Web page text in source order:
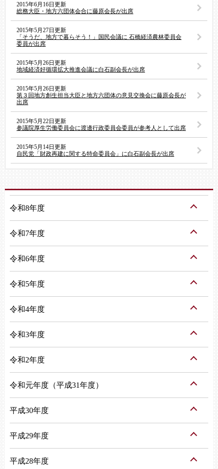
2015年6月16日更新
総務大臣・地方六団体会合に藤原会長が出席
2015年5月27日更新
「そうだ、地方で暮らそう！」国民会議に 石橋経済農林委員会
委員が出席
2015年5月26日更新
地域経済好循環拡大推進会議に白石副会長が出席
2015年5月26日更新
第３回地方創生担当大臣と地方六団体の意見交換会に藤原会長が
出席
2015年5月22日更新
参議院厚生労働委員会に渡邊行政委員会委員が参考人として出席
2015年5月14日更新
自民党「財政再建に関する特命委員会」に白石副会長が出席
令和8年度
令和7年度
令和6年度
令和5年度
令和4年度
令和3年度
令和2年度
令和元年度（平成31年度）
平成30年度
平成29年度
平成28年度